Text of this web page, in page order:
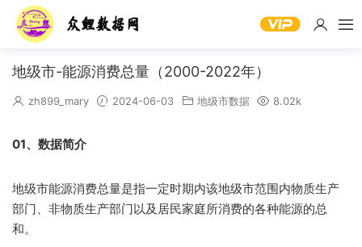
地级市-能源消费总量（2000-2022年）
zh899_mary 2024-06-03 地级市数据 8.02k
01、数据简介
地级市能源消费总量是指一定时期内该地级市范围内物质生产
部门、非物质生产部门以及居民家庭所消费的各种能源的总
和。